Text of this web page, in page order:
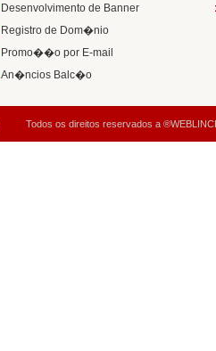
Desenvolvimento de Banner
Registro de Dom�nio
Promo��o por E-mail
An�ncios Balc�o
Todos os direitos reservados a